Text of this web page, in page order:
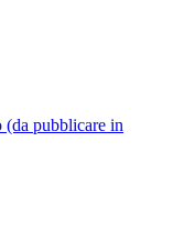
pubblicare in